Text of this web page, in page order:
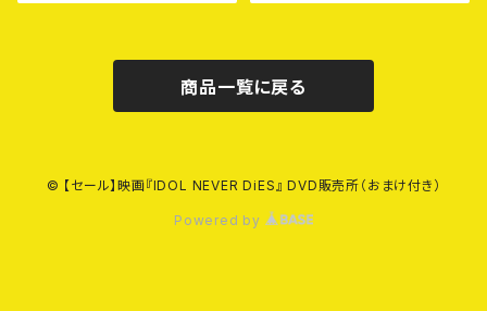
商品一覧に戻る
© 【セール】映画『IDOL NEVER DiES』 DVD販売所（おまけ付き）
Powered by